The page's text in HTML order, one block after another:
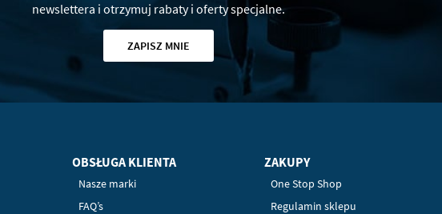
newslettera i otrzymuj rabaty i oferty specjalne.
ZAPISZ MNIE
OBSŁUGA KLIENTA
Nasze marki
FAQ’s
ZAKUPY
One Stop Shop
Regulamin sklepu